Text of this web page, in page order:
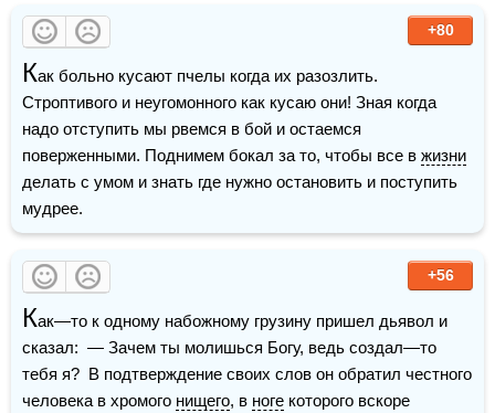
+80
Как больно кусают пчелы когда их разозлить.
Строптивого и неугомонного как кусаю они! Зная когда
надо отступить мы рвемся в бой и остаемся
поверженными. Поднимем бокал за то, чтобы все в жизни
делать с умом и знать где нужно остановить и поступить
мудрее.
+56
Как—то к одному набожному грузину пришел дьявол и
сказал:  — Зачем ты молишься Богу, ведь создал—то
тебя я?  В подтверждение своих слов он обратил честного
человека в хромого нищего, в ноге которого вскоре